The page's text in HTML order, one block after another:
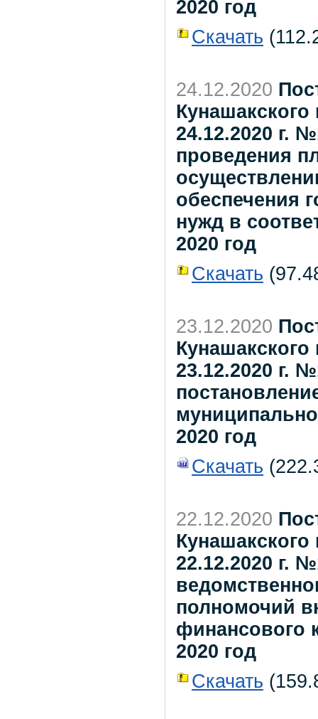
2020 год
Скачать
24.12.2020
24.12.2020 г.
проведения
обеспечения
нужд в
2020 год
Скачать
23.12.2020
23.12.2020 г.
2020 год
Скачать
22.12.2020
22.12.2020 г.
полномочий
финансового
2020 год
Скачать